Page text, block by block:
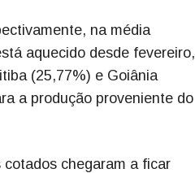
na média
aquecido desde fevereiro,
(25,77%) e Goiânia
a produção proveniente do
chegaram a ficar